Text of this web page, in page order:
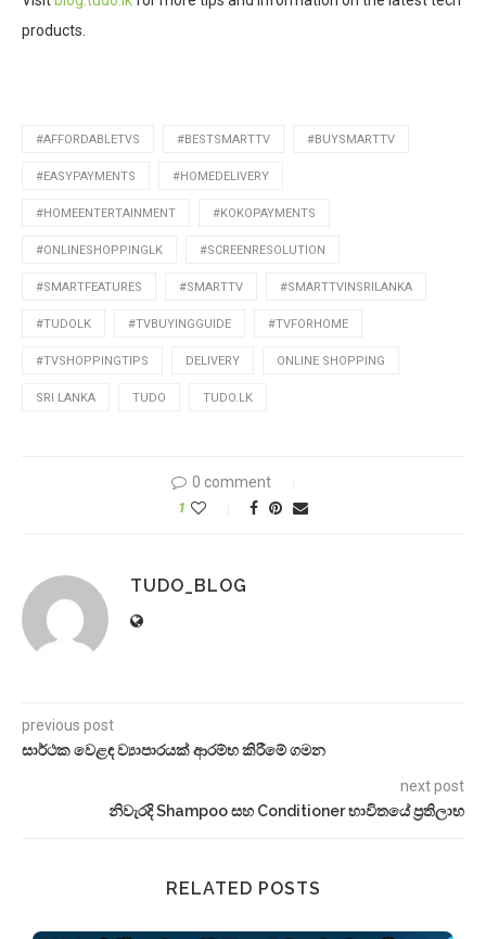
products.
#AFFORDABLETVS #BESTSMARTTV #BUYSMARTTV
#EASYPAYMENTS #HOMEDELIVERY
#HOMEENTERTAINMENT #KOKOPAYMENTS
#ONLINESHOPPINGLK #SCREENRESOLUTION
#SMARTFEATURES #SMARTTV #SMARTTVINSRILANKA
#TUDOLK #TVBUYINGGUIDE #TVFORHOME
#TVSHOPPINGTIPS DELIVERY ONLINE SHOPPING
SRI LANKA TUDO TUDO.LK
0 comment
1
TUDO_BLOG
previous post
සාර්ථක වෙළඳ ව්‍යාපාරයක් ආරම්භ කිරීමේ ගමන
next post
නිවැරදි Shampoo සහ Conditioner භාවිතයේ ප්‍රතිලාභ
RELATED POSTS